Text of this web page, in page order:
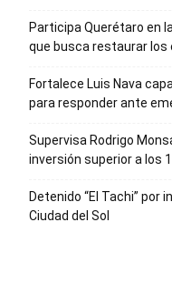
Participa Querétaro en
que busca restaurar
Fortalece Luis Nava
para responder ante
Supervisa Rodrigo
inversión superior a los
Detenido “El Tachi”
Ciudad del Sol